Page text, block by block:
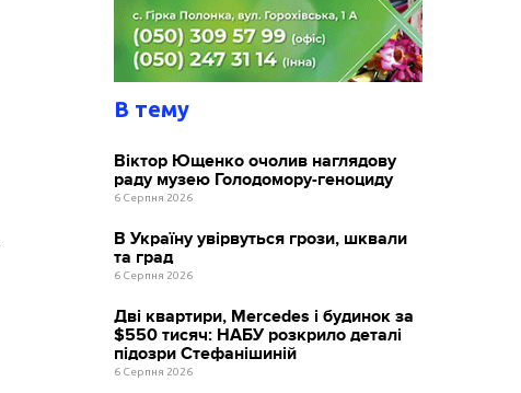
В тему
Віктор Ющенко очолив наглядову
раду музею Голодомору-геноциду
6 Серпня 2026
В Україну увірвуться грози, шквали
та град
6 Серпня 2026
Дві квартири, Mercedes і будинок за
$550 тисяч: НАБУ розкрило деталі
підозри Стефанішиній
6 Серпня 2026